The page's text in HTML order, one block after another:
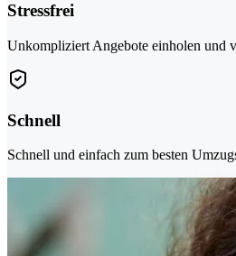
Stressfrei
Unkompliziert Angebote einholen und
Schnell
Schnell und einfach zum besten